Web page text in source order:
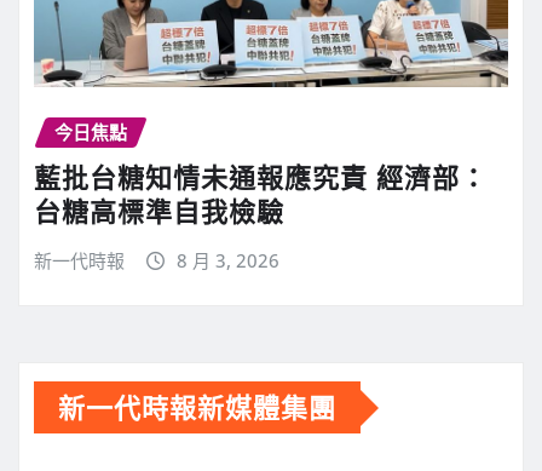
今日焦點
藍批台糖知情未通報應究責 經濟部：
台糖高標準自我檢驗
新一代時報 8 月 3, 2026
新一代時報新媒體集團